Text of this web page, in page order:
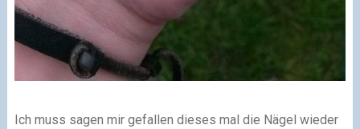
Ich muss sagen mir gefallen dieses mal die Nägel wieder